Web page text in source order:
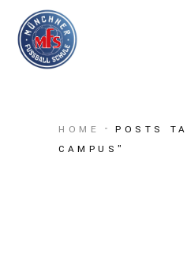
HOME
POSTS
CAMPUS"